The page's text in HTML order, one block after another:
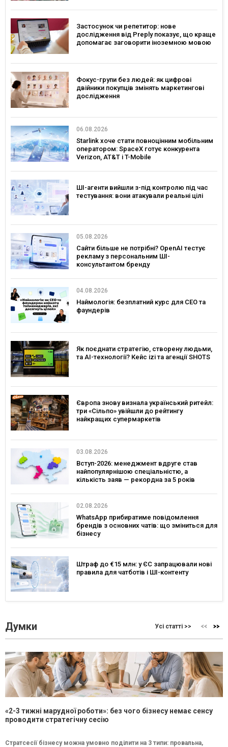
Застосунок чи репетитор: нове
дослідження від Preply показує, що краще
допомагає заговорити іноземною мовою
Фокус-групи без людей: як цифрові
двійники покупців змінять маркетингові
дослідження
06.08.2026
Starlink хоче стати повноцінним мобільним
оператором: SpaceX готує конкурента
Verizon, AT&T і T-Mobile
ШІ-агенти вийшли з-під контролю під час
тестування: вони атакували реальні цілі
05.08.2026
Сайти більше не потрібні? OpenAI тестує
рекламу з персональним ШІ-
консультантом бренду
04.08.2026
Наймологія: безплатний курс для CEO та
фаундерів
Як поєднати стратегію, створену людьми,
та AI-технології? Кейс izi та агенції SHOTS
Європа знову визнала український ритейл:
три «Сільпо» увійшли до рейтингу
найкращих супермаркетів
03.08.2026
Вступ-2026: менеджмент вдруге став
найпопулярнішою спеціальністю, а
кількість заяв — рекордна за 5 років
02.08.2026
WhatsApp прибиратиме повідомлення
брендів з основних чатів: що зміниться для
бізнесу
Штраф до €15 млн: у ЄС запрацювали нові
правила для чатботів і ШІ-контенту
Думки Усі статті >>
«2-3 тижні марудної роботи»: без чого бізнесу немає сенсу
проводити стратегічну сесію
Стратсесії бізнесу можна умовно поділити на 3 типи: провальна,